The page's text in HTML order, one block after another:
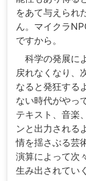
をあて与えられ
ん。マイクラ
ですから。
科学の発展に
戻れなくなり、
なると発狂する
ない時代がやっ
テキスト、音楽
ンと出力される
情を揺さぶる芸
演算によって次
生み出されてい